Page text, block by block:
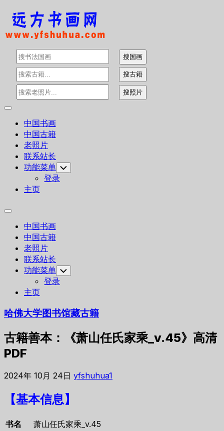
Skip
content
Expand
中国书画
中国古籍
老照片
联系站长
功能菜单 Toggle
Child
Menu
登录
主页
Expand
中国书画
中国古籍
老照片
联系站长
功能菜单 Toggle
Child
Menu
登录
主页
哈佛大学图书馆藏古籍
古籍善本：《萧山任氏家乘_v.45》高清
PDF
2024年 10月 24日 yfshuhua1
【基本信息】
书名
萧山任氏家乘_v.45